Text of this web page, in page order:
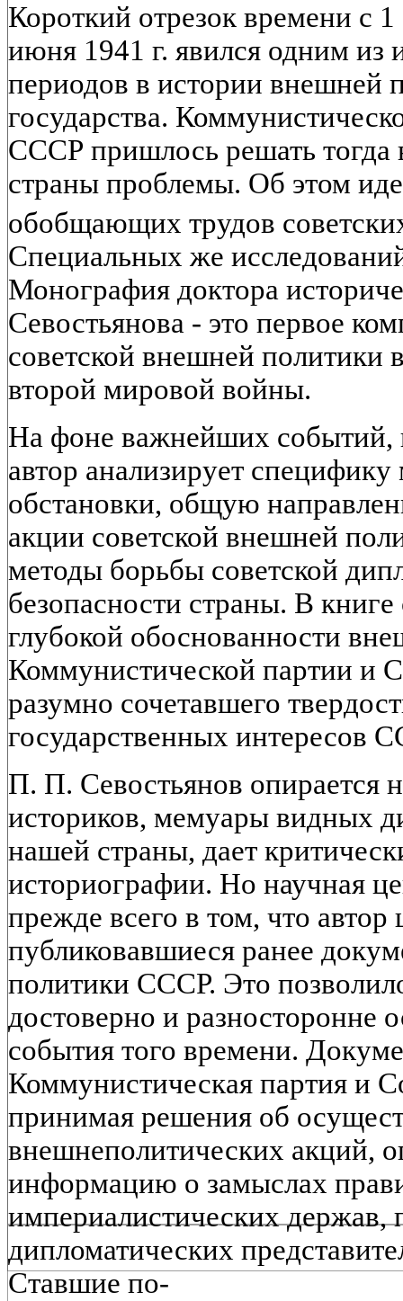
Короткий отрезок времени с
июня 1941 г. явился одним
периодов в истории внешней
государства.
СССР пришлось решать тогда
страны проблемы. Об этом
обобщающих трудов
Специальных же
Монография доктора
Севостьянова - это первое
советской внешней политики
второй мировой войны.
На фоне важнейших событий,
автор анализирует
обстановки, общую
акции советской внешней
методы борьбы советской
безопасности страны. В
глубокой обоснованности
Коммунистической партии и
разумно сочетавшего
государственных интересов
П. П. Севостьянов опирается
историков, мемуары видных
нашей страны, дает
историографии. Но научная
прежде всего в том, что
публиковавшиеся ранее
политики СССР. Это
достоверно и разносторонне
события того времени.
Коммунистическая партия и
принимая решения об
внешнеполитических акций,
информацию о замыслах
империалистических держав,
дипломатических
Ставшие по-